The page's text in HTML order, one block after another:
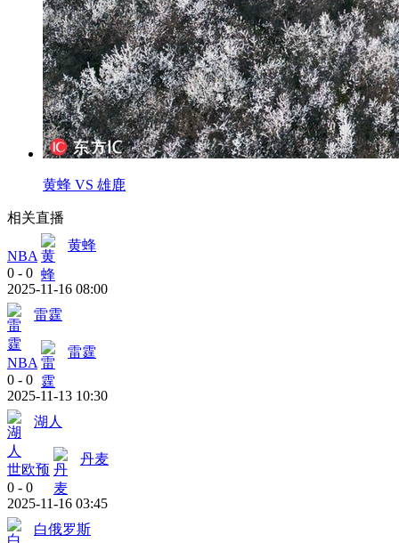
黄蜂 VS 雄鹿
相关直播
NBA
黄蜂
0 - 0
2025-11-16 08:00
雷霆
NBA
雷霆
0 - 0
2025-11-13 10:30
湖人
世欧预
丹麦
0 - 0
2025-11-16 03:45
白俄罗斯